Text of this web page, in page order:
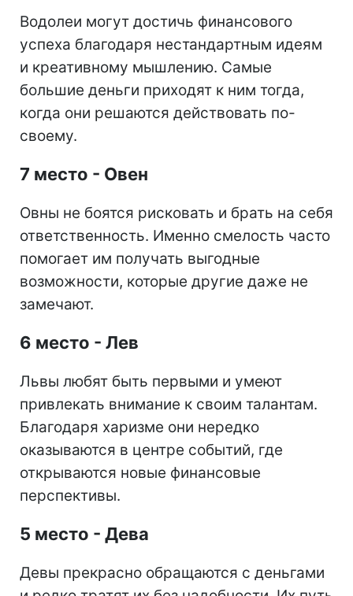
Водолеи могут достичь финансового
успеха благодаря нестандартным идеям
и креативному мышлению. Самые
большие деньги приходят к ним тогда,
когда они решаются действовать по-
своему.
7 место - Овен
Овны не боятся рисковать и брать на себя
ответственность. Именно смелость часто
помогает им получать выгодные
возможности, которые другие даже не
замечают.
6 место - Лев
Львы любят быть первыми и умеют
привлекать внимание к своим талантам.
Благодаря харизме они нередко
оказываются в центре событий, где
открываются новые финансовые
перспективы.
5 место - Дева
Девы прекрасно обращаются с деньгами